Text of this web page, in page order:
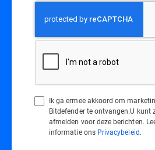
Ik ga ermee akkoord om
Bitdefender te ontvangen.U kunt
afmelden voor deze berichten.
informatie ons Privacybeleid.